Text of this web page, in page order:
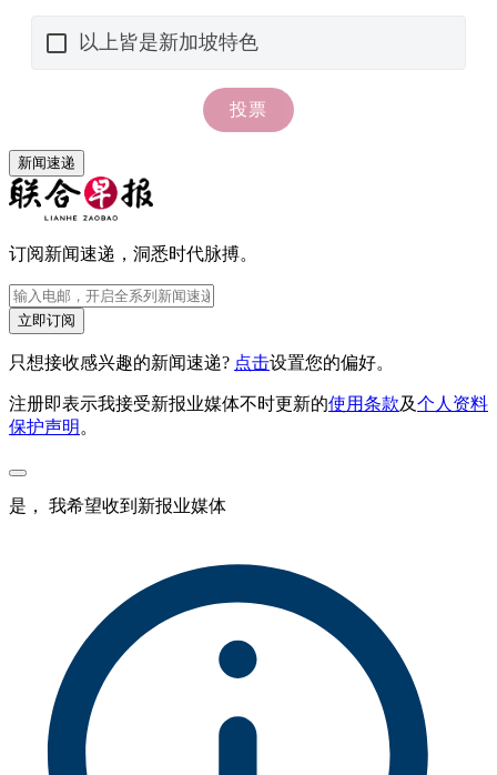
新闻速递
订阅新闻速递，洞悉时代脉搏。
立即订阅
只想接收感兴趣的新闻速递? 点击设置您的偏好。
注册即表示我接受新报业媒体不时更新的使用条款及个人资料
保护声明 。
是， 我希望收到新报业媒体